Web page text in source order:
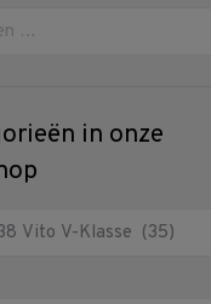
in onze